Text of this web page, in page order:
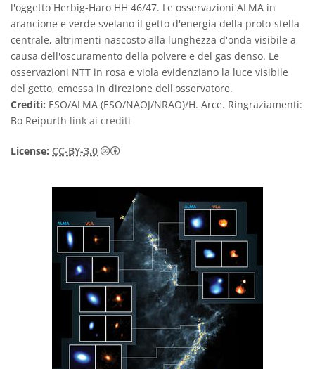
l'oggetto Herbig-Haro HH 46/47. Le osservazioni ALMA in
arancione e verde svelano il getto d'energia della proto-stella
centrale, altrimenti nascosto alla lunghezza d'onda visibile a
causa dell'oscuramento della polvere e del gas denso. Le
osservazioni NTT in rosa e viola evidenziano la luce visibile
del getto, emessa in direzione dell'osservatore.
Crediti: ESO/ALMA (ESO/NAOJ/NRAO)/H. Arce. Ringraziamenti:
Bo Reipurth link ai crediti
License: CC-BY-3.0 Creative Commons Attribuzione 3.0